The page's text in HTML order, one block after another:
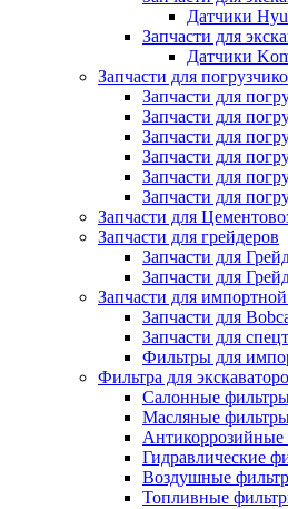
Датчики
Запчасти для
Датчики
Запчасти для
Запчасти для
Запчасти для
Запчасти для
Запчасти для
Запчасти для
Запчасти для
Запчасти для
Запчасти для грейдеров
Запчасти для
Запчасти для
Запчасти для
Запчасти для
Запчасти для
Фильтры для
Фильтра для
Салонные
Масляные
Антикоррозийные
Гидравлические
Воздушные
Топливные